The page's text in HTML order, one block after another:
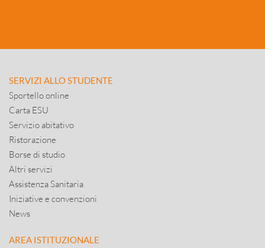
SERVIZI ALLO STUDENTE
Sportello online
Carta ESU
Servizio abitativo
Ristorazione
Borse di studio
Altri servizi
Assistenza Sanitaria
Iniziative e convenzioni
News
AREA ISTITUZIONALE